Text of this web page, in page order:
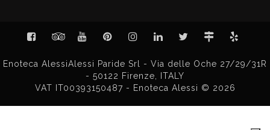
Enoteca AlessiAlessi Paride Srl - Via delle Oche 27/29/31R
- 50122 Firenze, ITALY
VAT IT00393150487 - Enoteca Alessi © 2026